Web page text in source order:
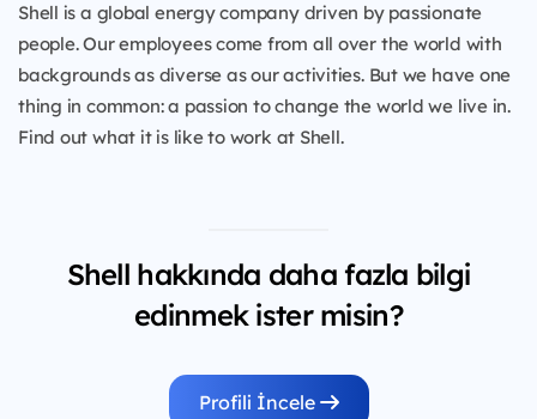
Shell is a global energy company driven by passionate
people. Our employees come from all over the world with
backgrounds as diverse as our activities. But we have one
thing in common: a passion to change the world we live in.
Find out what it is like to work at Shell.
Shell hakkında daha fazla bilgi
edinmek ister misin?
Profili İncele